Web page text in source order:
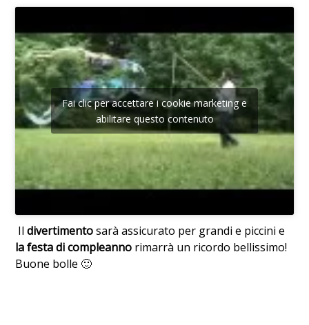
Fai clic per accettare i cookie marketing e
abilitare questo contenuto
Ildivertimentosarà assicurato per grandi e piccini e
la festa di compleanno rimarrà un ricordo bellissimo!
Buone bolle 🙂